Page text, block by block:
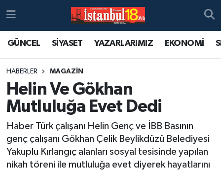
GÜNCEL SİYASET YAZARLARIMIZ EKONOMİ
HABERLER MAGAZİN
Helin Ve Gökhan
Mutluluğa Evet Dedi
Haber Türk çalışanı Helin Genç ve İBB Basının
genç çalışanı Gökhan Çelik Beylikdüzü Belediyesi
Yakuplu Kırlangıç alanları sosyal tesisinde yapılan
nikah töreni ile mutluluğa evet diyerek hayatlarını